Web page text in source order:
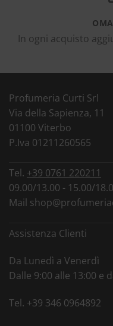
In ogni acquisto
Profumeria Curti Srl
Via della Sapienza, 11
01100 Viterbo
P.Iva 01211260565
Tel. +39 0761 220211
09.00/13.00 - 15.00/
Mail
Assistenza Clienti
Da Lunedì a Venerdì
Dalle 9:00 alle 13:00 e
Tel. +39 346 0964892